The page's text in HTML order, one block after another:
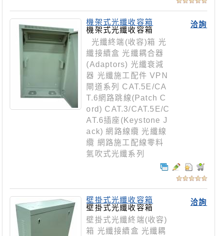
洽詢
機架式光纖收容箱
機架式光纖收容箱
光纖終端(收容)箱 光
纖接續盒 光纖耦合器
(Adaptors) 光纖衰減
器 光纖施工配件 VPN
閘道系列 CAT.5E/CA
T.6網路跳線(Patch C
ord) CAT.3/CAT.5E/C
AT.6插座(Keystone J
ack) 網路線纜 光纖線
纜 網路施工配線零料
氣吹式光纖系列
洽詢
壁掛式光纖收容箱
壁掛式光纖收容箱
壁掛式光纖終端(收容)
箱 光纖接續盒 光纖耦